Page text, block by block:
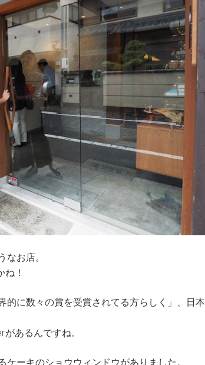
お店。
！
的に数々の賞を受賞されてる方らしく」、日本
あるんですね。
ーキのショウウィンドウがありました。